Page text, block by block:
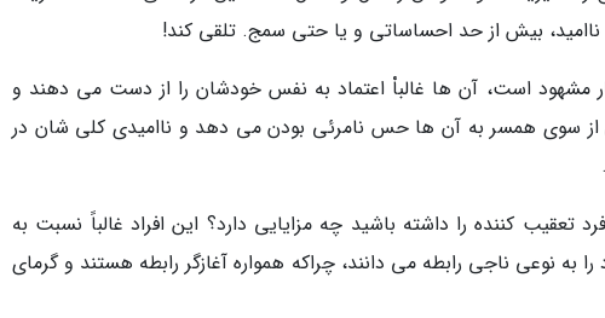
بیش از حد احساساتی و یا حتی سمج. تلقی کند!
مشهود است، آن ها غالباْ اعتماد به نفس خودشان را از دست می دهند و
سوی همسر به آن ها حس نامرئی بودن می دهد و ناامیدی کلی شان در
کننده را داشته باشید چه مزایایی دارد؟ این افراد غالباً نسبت به
نوعی ناجی رابطه می دانند، چراکه همواره آغازگر رابطه هستند و گرمای